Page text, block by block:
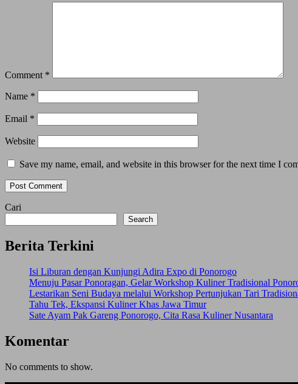
Comment *
Name *
Email *
Website
Save my name, email, and website in this browser for the next time I
Cari
Search
Berita Terkini
Isi Liburan dengan Kunjungi Adira Expo di Ponorogo
Menuju Pasar Ponoragan, Gelar Workshop Kuliner Tradisional
Lestarikan Seni Budaya melalui Workshop Pertunjukan Tari
Tahu Tek, Ekspansi Kuliner Khas Jawa Timur
Sate Ayam Pak Gareng Ponorogo, Cita Rasa Kuliner Nusantara
Komentar
No comments to show.